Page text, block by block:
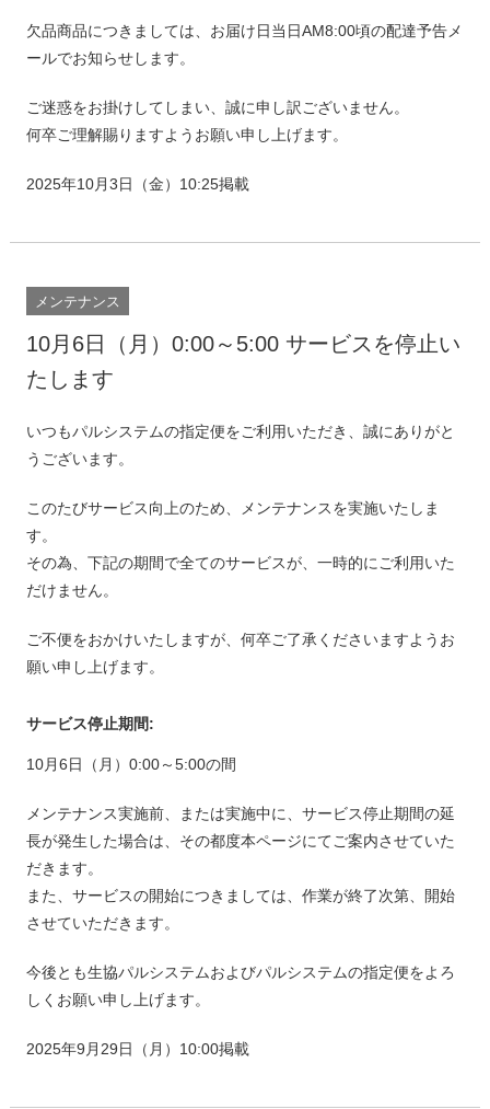
欠品商品につきましては、お届け日当日AM8:00頃の配達予告メ
ールでお知らせします。
ご迷惑をお掛けしてしまい、誠に申し訳ございません。
何卒ご理解賜りますようお願い申し上げます。
2025年10月3日（金）10:25掲載
メンテナンス
10月6日（月）0:00～5:00 サービスを停止い
たします
いつもパルシステムの指定便をご利用いただき、誠にありがと
うございます。
このたびサービス向上のため、メンテナンスを実施いたしま
す。
その為、下記の期間で全てのサービスが、一時的にご利用いた
だけません。
ご不便をおかけいたしますが、何卒ご了承くださいますようお
願い申し上げます。
サービス停止期間:
10月6日（月）0:00～5:00の間
メンテナンス実施前、または実施中に、サービス停止期間の延
長が発生した場合は、その都度本ページにてご案内させていた
だきます。
また、サービスの開始につきましては、作業が終了次第、開始
させていただきます。
今後とも生協パルシステムおよびパルシステムの指定便をよろ
しくお願い申し上げます。
2025年9月29日（月）10:00掲載